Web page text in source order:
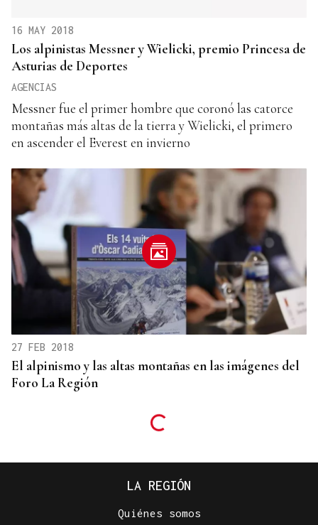
16 MAY 2018
Los alpinistas Messner y Wielicki, premio Princesa de
Asturias de Deportes
AGENCIAS
Messner fue el primer hombre que coronó las catorce
montañas más altas de la tierra y Wielicki, el primero
en ascender el Everest en invierno
27 FEB 2018
El alpinismo y las altas montañas en las imágenes del
Foro La Región
LA REGIÓN
Quiénes somos